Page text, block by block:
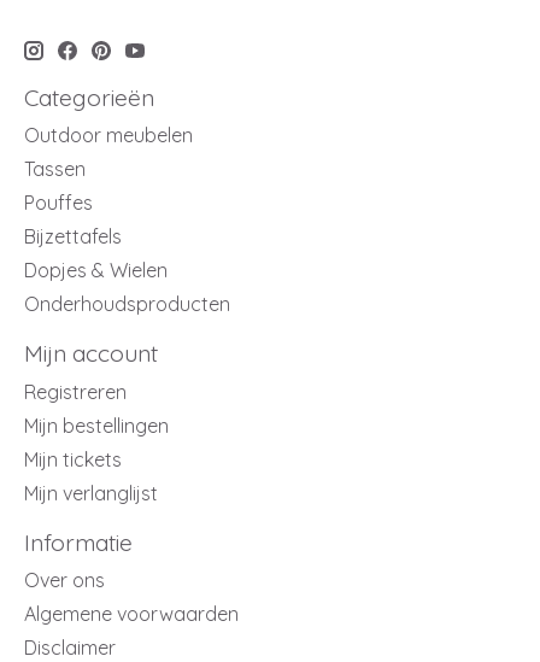
Categorieën
Outdoor meubelen
Tassen
Pouffes
Bijzettafels
Dopjes & Wielen
Onderhoudsproducten
Mijn account
Registreren
Mijn bestellingen
Mijn tickets
Mijn verlanglijst
Informatie
Over ons
Algemene voorwaarden
Disclaimer